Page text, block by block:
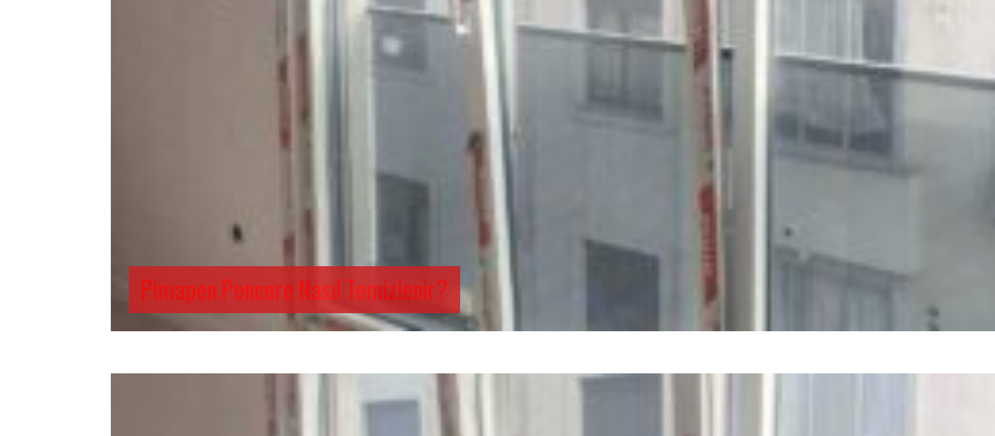
Pimapen Pencere Nasıl Temizlenir?